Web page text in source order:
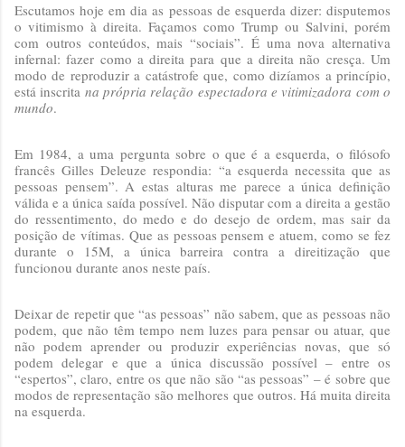
Escutamos hoje em dia as pessoas de esquerda dizer: disputemos
o vitimismo à direita. Façamos como Trump ou Salvini, porém
com outros conteúdos, mais “sociais”. É uma nova alternativa
infernal: fazer como a direita para que a direita não cresça. Um
modo de reproduzir a catástrofe que, como dizíamos a princípio,
está inscrita na própria relação espectadora e vitimizadora com o
mundo.
Em 1984, a uma pergunta sobre o que é a esquerda, o filósofo
francês Gilles Deleuze respondia: “a esquerda necessita que as
pessoas pensem”. A estas alturas me parece a única definição
válida e a única saída possível. Não disputar com a direita a gestão
do ressentimento, do medo e do desejo de ordem, mas sair da
posição de vítimas. Que as pessoas pensem e atuem, como se fez
durante o 15M, a única barreira contra a direitização que
funcionou durante anos neste país.
Deixar de repetir que “as pessoas” não sabem, que as pessoas não
podem, que não têm tempo nem luzes para pensar ou atuar, que
não podem aprender ou produzir experiências novas, que só
podem delegar e que a única discussão possível – entre os
“espertos”, claro, entre os que não são “as pessoas” – é sobre que
modos de representação são melhores que outros. Há muita direita
na esquerda.